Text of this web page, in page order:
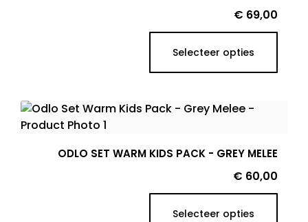
Prijs
€ 69,00
Selecteer opties
ODLO SET WARM KIDS PACK - GREY MELEE
Prijs
€ 60,00
Selecteer opties